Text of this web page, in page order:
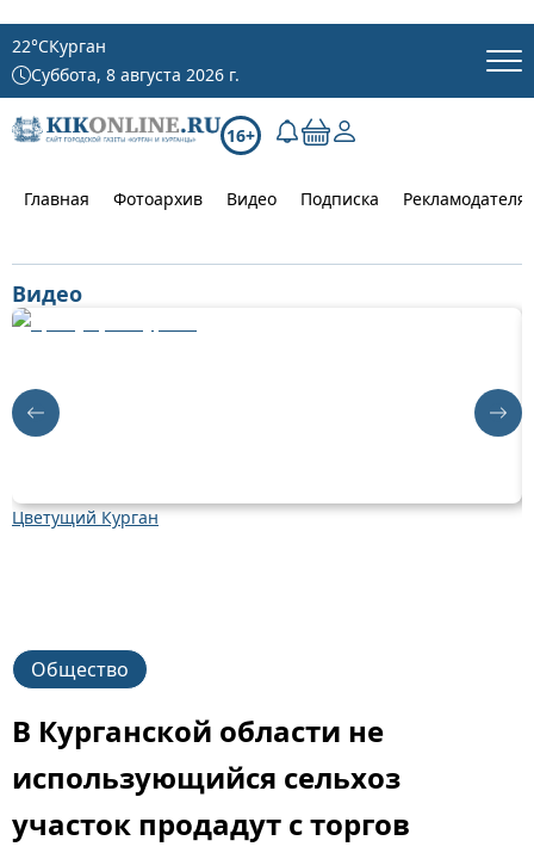
22°CКурган
Суббота, 8 августа 2026 г.
16+
Главная Фотоархив Видео Подписка
Видео
Цветущий Курган
Общество
В Курганской области не
использующийся сельхоз
участок продадут с торгов